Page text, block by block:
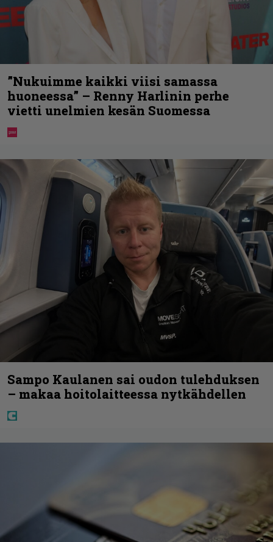
”Nukuimme kaikki viisi samassa
huoneessa” – Renny Harlinin perhe
vietti unelmien kesän Suomessa
Sampo Kaulanen sai oudon tulehduksen
– makaa hoitolaitteessa nytkähdellen